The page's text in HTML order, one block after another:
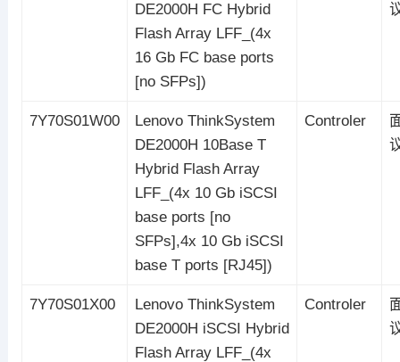
DE2000H FC Hybrid
Flash Array LFF_(4x
16 Gb FC base ports
[no SFPs])
7Y70S01W00
Lenovo ThinkSystem
DE2000H 10Base T
Hybrid Flash Array
LFF_(4x 10 Gb iSCSI
base ports [no
SFPs],4x 10 Gb iSCSI
base T ports [RJ45])
Controler
7Y70S01X00
Lenovo ThinkSystem
DE2000H iSCSI Hybrid
Flash Array LFF_(4x
Controler